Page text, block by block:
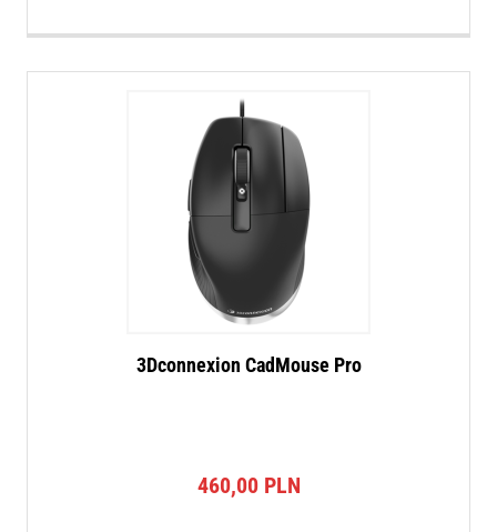
3Dconnexion CadMouse Pro
460,00 PLN